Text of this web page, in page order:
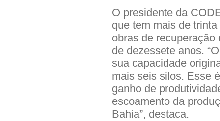
O presidente da
que tem mais de
obras de
de dezessete anos.
sua capacidade
mais seis silos. Esse
ganho de
escoamento da
Bahia”, destaca.